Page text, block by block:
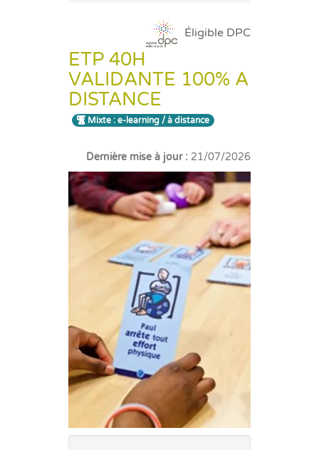
Éligible DPC
ETP 40H
VALIDANTE 100% A
DISTANCE
Mixte : e-learning / à distance
Dernière mise à jour : 21/07/2026